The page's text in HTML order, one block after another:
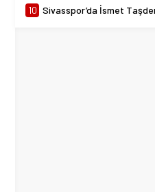
10 Sivasspor’da İsmet